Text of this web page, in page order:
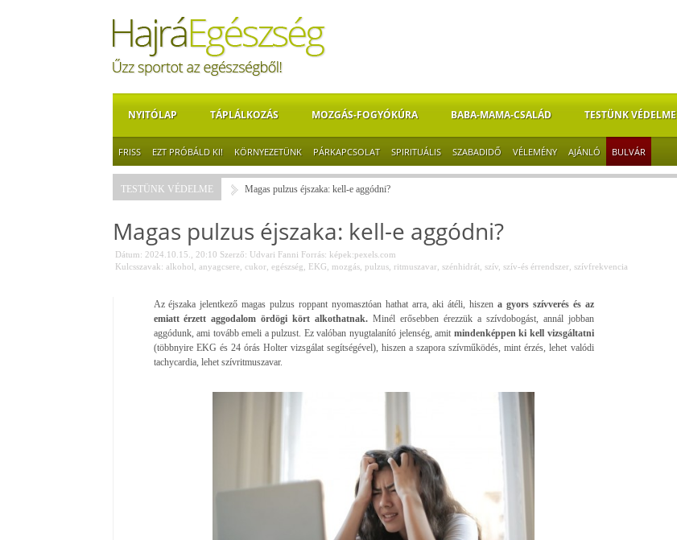
NYITÓLAP TÁPLÁLKOZÁS MOZGÁS-FOGYÓKÚRA BABA-MAMA-CSALÁD TESTÜNK VÉDELME
FRISS EZT PRÓBÁLD KI! KÖRNYEZETÜNK PÁRKAPCSOLAT SPIRITUÁLIS SZABADIDŐ VÉLEMÉNY AJÁNLÓ BULVÁR
TESTÜNK VÉDELME Magas pulzus éjszaka: kell-e aggódni?
Magas pulzus éjszaka: kell-e aggódni?
Dátum: 2024.10.15., 20:10 Szerző: Udvari Fanni Forrás: képek:pexels.com
Kulcsszavak: alkohol anyagcsere, cukor, egészség EKG mozgás, pulzus, ritmuszavar, szénhidrát, szív, szív-és érrendszer, szívfrekvencia
Az éjszaka jelentkező magas pulzus roppant nyomasztóan hathat arra, aki átéli, hiszen a gyors szívverés és az
emiatt érzett aggodalom ördögi kört alkothatnak. Minél erősebben érezzük a szívdobogást, annál jobban
aggódunk, ami tovább emeli a pulzust. Ez valóban nyugtalanító jelenség, amit mindenképpen ki kell vizsgáltatni
(többnyire EKG és 24 órás Holter vizsgálat segítségével), hiszen a szapora szívműködés, mint érzés, lehet valódi
tachycardia, lehet szívritmuszavar.